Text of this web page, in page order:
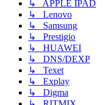
↳ APPLE IPAD
↳ Lenovo
↳ Samsung
↳ Prestigio
↳ HUAWEI
↳ DNS/DEXP
↳ Texet
↳ Explay
↳ Digma